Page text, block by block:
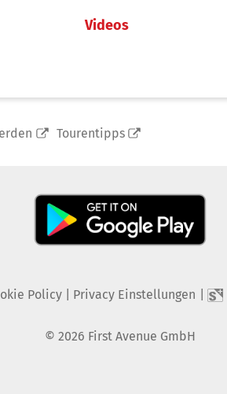
Videos
Tourentipps
Policy| Privacy Einstellungen
© 2026 First Avenue GmbH